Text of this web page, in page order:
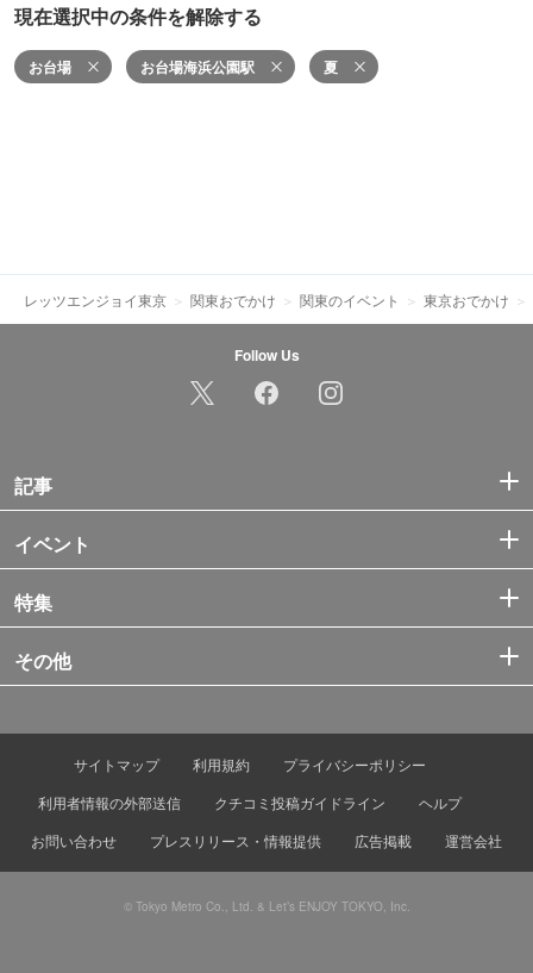
現在選択中の条件を解除する
お台場 お台場海浜公園駅 夏
レッツエンジョイ東京 関東おでかけ 関東のイベント 東京おでかけ
Follow Us
記事
イベント
特集
その他
サイトマップ 利用規約
プライバシーポリシー
利用者情報の外部送信
クチコミ投稿ガイドライン
ヘルプ
お問い合わせ
プレスリリース・情報提供 広告掲載 運営会社
© Tokyo Metro Co., Ltd. & Let’s ENJOY TOKYO, Inc.